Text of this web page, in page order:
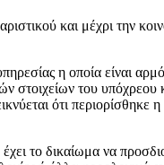
και μέχρι την
η οποία είναι
στοιχείων του
ότι περιορίσθηκε
το δικαίωμα να